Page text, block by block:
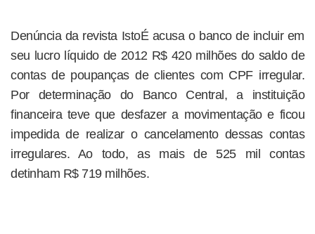
Denúncia da revista IstoÉ acusa o banco de incluir em
seu lucro líquido de 2012 R$ 420 milhões do saldo de
contas de poupanças de clientes com CPF irregular.
Por determinação do Banco Central, a instituição
financeira teve que desfazer a movimentação e ficou
impedida de realizar o cancelamento dessas contas
irregulares. Ao todo, as mais de 525 mil contas
detinham R$ 719 milhões.